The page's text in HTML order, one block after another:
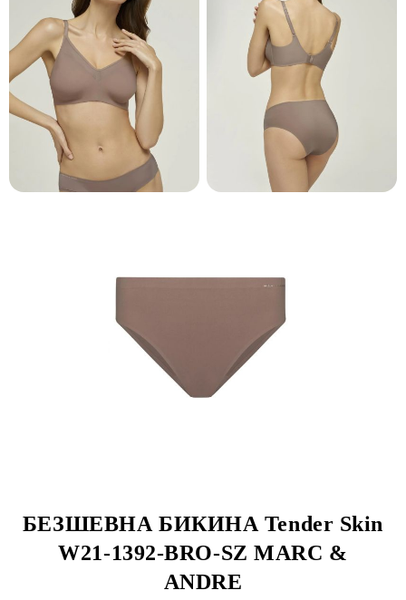
БЕЗШЕВНА БИКИНА Tender Skin
W21-1392-BRO-SZ MARC &
ANDRE